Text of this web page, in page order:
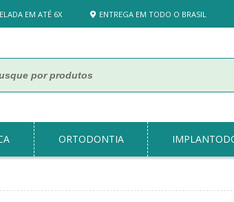
EM ATÉ 6X ENTREGA EM TODO O BRASIL
ORTODONTIA